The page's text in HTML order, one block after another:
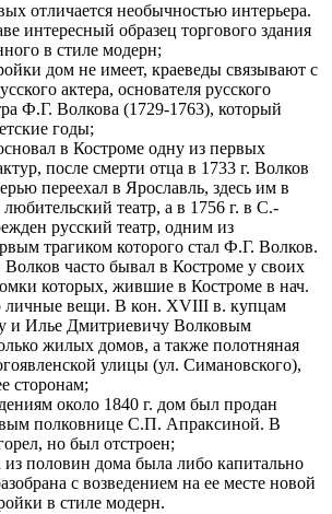
отличается необычностью интерьера.
интересный образец торгового здания
в стиле модерн;
дом не имеет, краеведы связывают с
актера, основателя русского
Ф.Г. Волкова (1729-1763), который
годы;
в Костроме одну из первых
после смерти отца в 1733 г. Волков
переехал в Ярославль, здесь им в
театр, а в 1756 г. в С.-
русский театр, одним из
трагиком которого стал Ф.Г. Волков.
Волков часто бывал в Костроме у своих
которых, жившие в Костроме в нач.
личные вещи. В кон. XVIII в. купцам
и Илье Дмитриевичу Волковым
жилых домов, а также полотняная
улицы (ул. Симановского),
сторонам;
около 1840 г. дом был продан
полковнице С.П. Апраксиной. В
но был отстроен;
из половин дома была либо капитально
с возведением на ее месте новой
в стиле модерн.